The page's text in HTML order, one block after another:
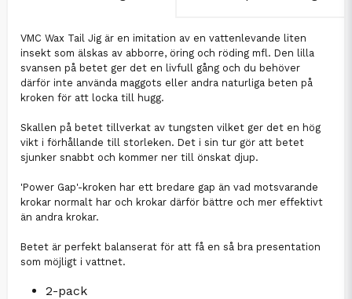
VMC Wax Tail Jig är en imitation av en vattenlevande liten
insekt som älskas av abborre, öring och röding mfl. Den lilla
svansen på betet ger det en livfull gång och du behöver
därför inte använda maggots eller andra naturliga beten på
kroken för att locka till hugg.
Skallen på betet tillverkat av tungsten vilket ger det en hög
vikt i förhållande till storleken. Det i sin tur gör att betet
sjunker snabbt och kommer ner till önskat djup.
'Power Gap'-kroken har ett bredare gap än vad motsvarande
krokar normalt har och krokar därför bättre och mer effektivt
än andra krokar.
Betet är perfekt balanserat för att få en så bra presentation
som möjligt i vattnet.
2-pack